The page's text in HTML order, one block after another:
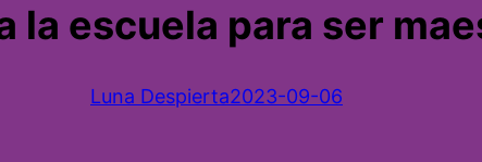
la escuela para ser
Luna Despierta2023-09-06